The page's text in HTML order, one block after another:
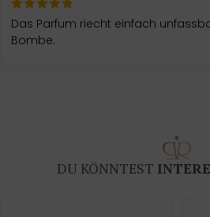
Das Parfum riecht einfach
Bombe.
DU KÖNNTEST